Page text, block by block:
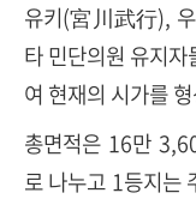
유키(宮川武行),
타 민단의원 유지
여 현재의 시가를
총면적은 16만
로 나누고 1등지는